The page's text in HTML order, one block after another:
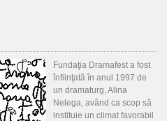
Fundaţia Dramafesta fost
înfiinţată în anul 1997 de
un dramaturg, Alina
Nelega, având ca scop să
instituie un climat favorabil